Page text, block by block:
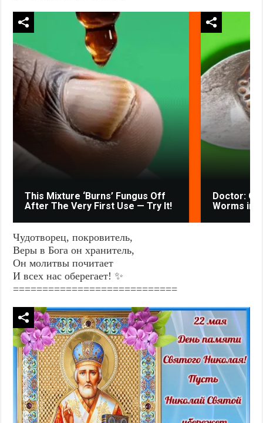
This Mixture ‘Burns’ Fungus Off
After The Very First Use — Try It!
Doctor:
Worms in
Чудотворец, покровитель,
Веры в Бога он хранитель,
Он молитвы почитает
И всех нас оберегает! ✨
============================